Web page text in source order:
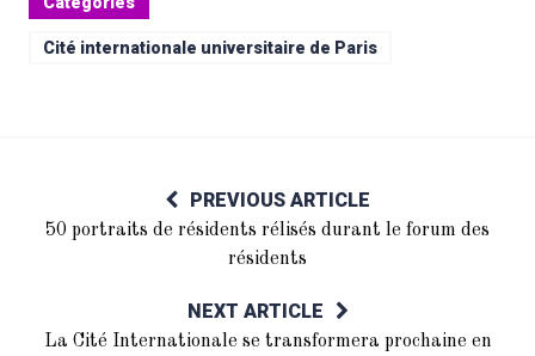
Cité internationale universitaire de Paris
PREVIOUS ARTICLE
50 portraits de résidents rélisés durant le forum des
résidents
NEXT ARTICLE
La Cité Internationale se transformera prochaine en